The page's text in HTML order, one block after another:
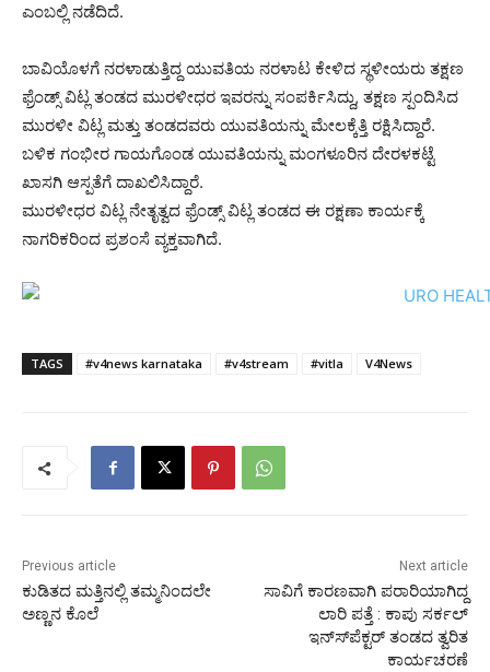
ಎಂಬಲ್ಲಿ ನಡೆದಿದೆ.
ಬಾವಿಯೊಳಗೆ ನರಳಾಡುತ್ತಿದ್ದ ಯುವತಿಯ ನರಳಾಟ ಕೇಳಿದ ಸ್ಥಳೀಯರು ತಕ್ಷಣ
ಫ್ರೆಂಡ್ಸ್ ವಿಟ್ಲ ತಂಡದ ಮುರಳೀಧರ ಇವರನ್ನು ಸಂಪರ್ಕಿಸಿದ್ದು, ತಕ್ಷಣ ಸ್ಪಂದಿಸಿದ
ಮುರಳೀ ವಿಟ್ಲ ಮತ್ತು ತಂಡದವರು ಯುವತಿಯನ್ನು ಮೇಲಕ್ಕೆತ್ತಿ ರಕ್ಷಿಸಿದ್ದಾರೆ.
ಬಳಿಕ ಗಂಭೀರ ಗಾಯಗೊಂಡ ಯುವತಿಯನ್ನು ಮಂಗಳೂರಿನ ದೇರಳಕಟ್ಟೆ
ಖಾಸಗಿ ಆಸ್ಪತೆಗೆ ದಾಖಲಿಸಿದ್ದಾರೆ.
ಮುರಳೀಧರ ವಿಟ್ಲ ನೇತೃತ್ವದ ಫ್ರೆಂಡ್ಸ್ ವಿಟ್ಲ ತಂಡದ ಈ ರಕ್ಷಣಾ ಕಾರ್ಯಕ್ಕೆ
ನಾಗರಿಕರಿಂದ ಪ್ರಶಂಸೆ ವ್ಯಕ್ತವಾಗಿದೆ.
TAGS #v4news karnataka #v4stream #vitla V4News
Previous article
ಕುಡಿತದ ಮತ್ತಿನಲ್ಲಿ ತಮ್ಮನಿಂದಲೇ
ಅಣ್ಣನ ಕೊಲೆ
Next article
ಸಾವಿಗೆ ಕಾರಣವಾಗಿ ಪರಾರಿಯಾಗಿದ್ದ
ಲಾರಿ ಪತ್ತೆ : ಕಾಪು ಸರ್ಕಲ್
ಇನ್ಸ್‍ಪೆಕ್ಟರ್ ತಂಡದ ತ್ವರಿತ
ಕಾರ್ಯಚರಣೆ